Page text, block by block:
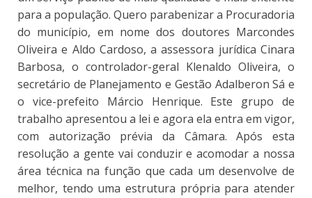
para a população. Quero parabenizar a Procuradoria
do município, em nome dos doutores Marcondes
Oliveira e Aldo Cardoso, a assessora jurídica Cinara
Barbosa, o controlador-geral Klenaldo Oliveira, o
secretário de Planejamento e Gestão Adalberon Sá e
o vice-prefeito Márcio Henrique. Este grupo de
trabalho apresentou a lei e agora ela entra em vigor,
com autorização prévia da Câmara. Após esta
resolução a gente vai conduzir e acomodar a nossa
área técnica na função que cada um desenvolve de
melhor, tendo uma estrutura própria para atender